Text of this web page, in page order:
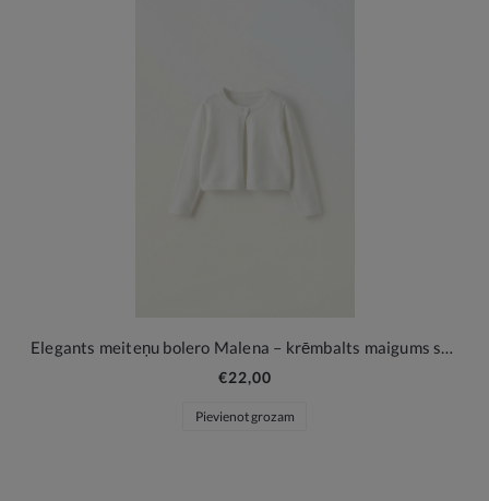
Elegants meiteņu bolero Malena – krēmbalts maigums svētku brīžiem
€22,00
Pievienot grozam